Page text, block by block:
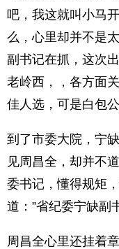
吧，我这就叫小马
么，心里却并不是
副书记在抓，这次
老岭西，，各方面
佳人选，可是白包
到了市委大院，宁
见周昌全，却并不
委书记，懂得规矩
道：”省纪委宁缺副
周昌全心里还挂着